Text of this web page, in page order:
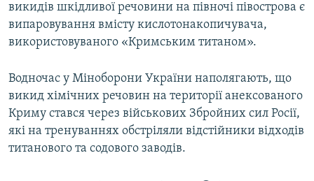
викидів шкідливої речовини на півночі півострова є
випаровування вмісту кислотонакопичувача,
використовуваного «Кримським титаном».
Водночас у Міноборони України наполягають, що
викид хімічних речовин на території анексованого
Криму стався через військових Збройних сил Росії,
які на тренуваннях обстріляли відстійники відходів
титанового та содового заводів.